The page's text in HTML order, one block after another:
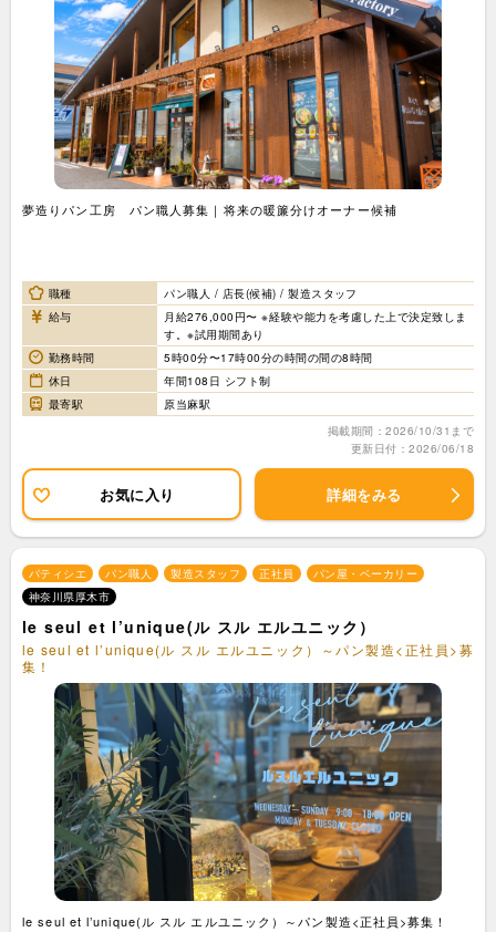
夢造りパン工房 パン職人募集｜将来の暖簾分けオーナー候補
職種
パン職人 / 店長(候補) / 製造スタッフ
給与
月給276,000円〜 ※経験や能力を考慮した上で決定致しま
す。※試用期間あり
勤務時間
5時00分〜17時00分の時間の間の8時間
休日
年間108日 シフト制
最寄駅
原当麻駅
掲載期間：2026/10/31まで
更新日付：2026/06/18
お気に入り 詳細をみる
パティシエ パン職人 製造スタッフ 正社員
パン屋・ベーカリー
神奈川県厚木市
le seul et l’unique(ル スル エルユニック）
le seul et l’unique(ル スル エルユニック）～パン製造<正社員>募
集！
le seul et l’unique(ル スル エルユニック）～パン製造<正社員>募集！